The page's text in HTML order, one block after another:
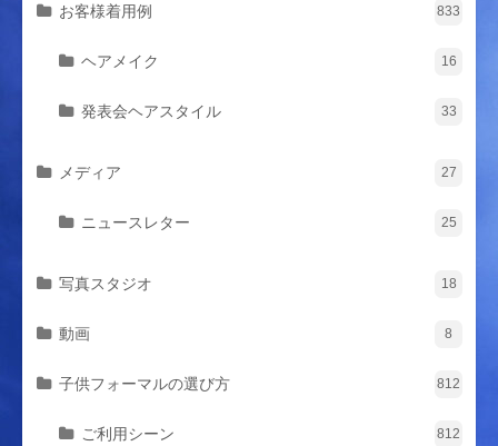
お客様着用例 833
ヘアメイク 16
発表会ヘアスタイル 33
メディア 27
ニュースレター 25
写真スタジオ 18
動画 8
子供フォーマルの選び方 812
ご利用シーン 812